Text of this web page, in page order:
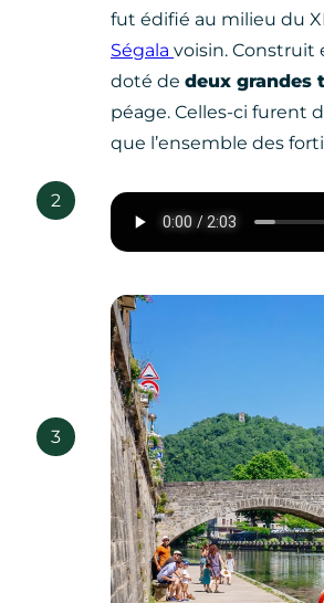
2
3
fut édifié au milieu du
Ségala voisin. Construit
doté de deux grandes
péage. Celles-ci furent
que l’ensemble des